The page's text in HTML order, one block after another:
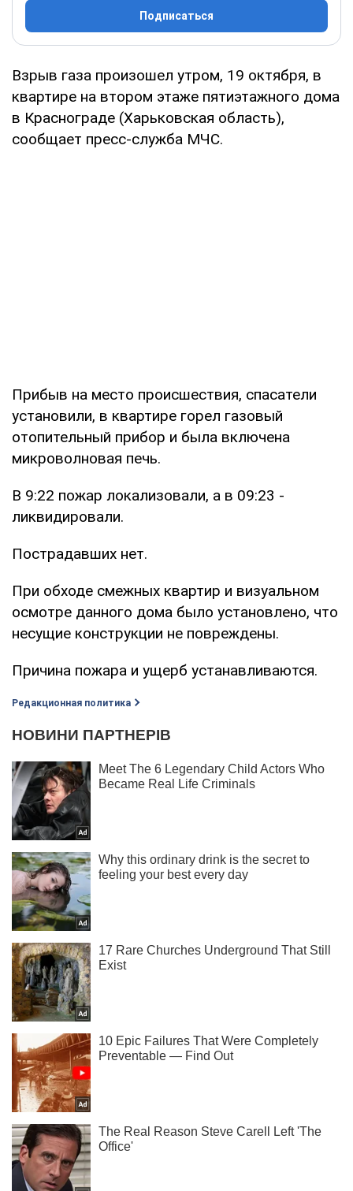
Подписаться
Взрыв газа произошел утром, 19 октября, в
квартире на втором этаже пятиэтажного дома
в Краснограде (Харьковская область),
сообщает пресс-служба МЧС.
Прибыв на место происшествия, спасатели
установили, в квартире горел газовый
отопительный прибор и была включена
микроволновая печь.
В 9:22 пожар локализовали, а в 09:23 -
ликвидировали.
Пострадавших нет.
При обходе смежных квартир и визуальном
осмотре данного дома было установлено, что
несущие конструкции не повреждены.
Причина пожара и ущерб устанавливаются.
Редакционная политика